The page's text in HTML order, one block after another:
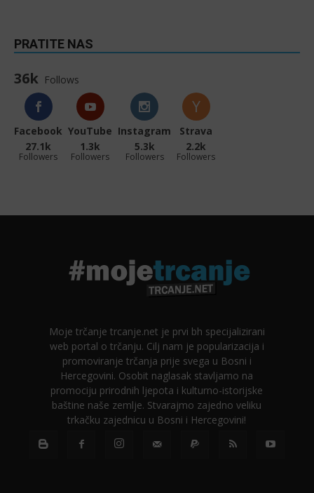
PRATITE NAS
36k Follows
Facebook
27.1k
Followers
YouTube
1.3k
Followers
Instagram
5.3k
Followers
Strava
2.2k
Followers
Moje trčanje trcanje.net je prvi bh specijalizirani
web portal o trčanju. Cilj nam je popularizacija i
promoviranje trčanja prije svega u Bosni i
Hercegovini. Osobit naglasak stavljamo na
promociju prirodnih ljepota i kulturno-istorijske
baštine naše zemlje. Stvarajmo zajedno veliku
trkačku zajednicu u Bosni i Hercegovini!